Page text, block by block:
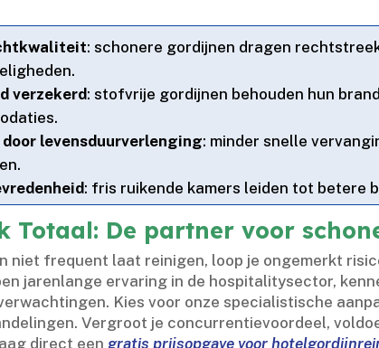
: schonere gordijnen dragen
verzekerd: stofvrije gordijnen behouden hun
levensduurverlenging: minder snelle
: fris ruikende kamers leiden tot betere
Totaal: De partner voor
niet frequent laat reinigen, loop je ongemerkt
jarenlange ervaring in de hospitalitysector,
Kies voor onze specialistische
Vergroot je concurrentievoordeel,
direct een gratis prijsopgave voor